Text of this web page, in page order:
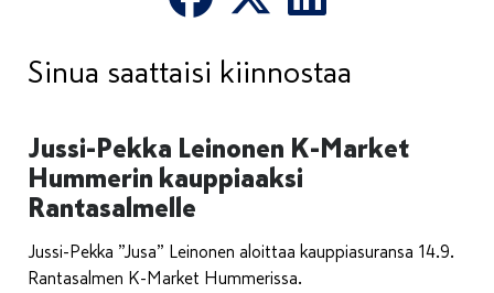
Sinua saattaisi kiinnostaa
Jussi-Pekka Leinonen K-Market
Hummerin kauppiaaksi
Rantasalmelle
Jussi-Pekka ”Jusa” Leinonen aloittaa kauppiasuransa 14.9.
Rantasalmen K-Market Hummerissa.